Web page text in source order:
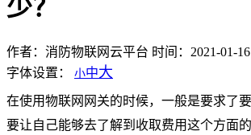
少？
作者：消防物联网云平台 时间：2021-01-16
字体设置： 小中大
在使用物联网网关的时候，一般是要求了
要让自己能够去了解到收取费用这个方面